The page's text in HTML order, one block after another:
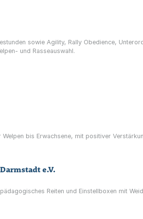
sowie Agility, Rally Obedience,
und Rasseauswahl.
bis Erwachsene, mit positiver
e.V.
Reiten und Einstellboxen mit